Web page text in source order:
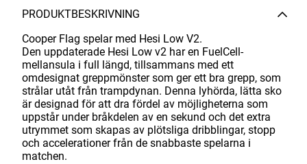
PRODUKTBESKRIVNING
Cooper Flag spelar med Hesi Low V2.
Den uppdaterade Hesi Low v2 har en FuelCell-
mellansula i full längd, tillsammans med ett
omdesignat greppmönster som ger ett bra grepp, som
strålar utåt från trampdynan. Denna lyhörda, lätta sko
är designad för att dra fördel av möjligheterna som
uppstår under bråkdelen av en sekund och det extra
utrymmet som skapas av plötsliga dribblingar, stopp
och accelerationer från de snabbaste spelarna i
matchen.